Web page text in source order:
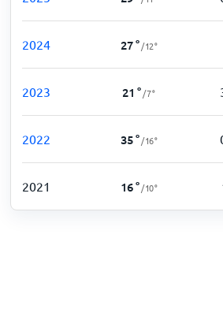
2024 27° /12°
2023 21 ° /7°
2022 35° /16°
2021 16° /10°